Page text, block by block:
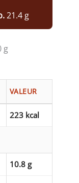
21.4 g
g
VALEUR
223 kcal
10.8 g